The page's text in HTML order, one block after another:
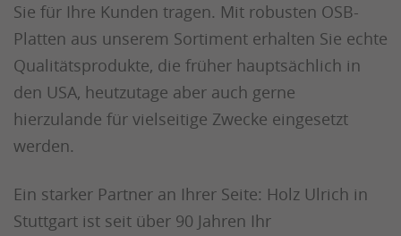
Sie für Ihre Kunden tragen. Mit robusten OSB-
Platten aus unserem Sortiment erhalten Sie echte
Qualitätsprodukte, die früher hauptsächlich in
den USA, heutzutage aber auch gerne
hierzulande für vielseitige Zwecke eingesetzt
werden.
Ein starker Partner an Ihrer Seite: Holz Ulrich in
Stuttgart ist seit über 90 Jahren Ihr